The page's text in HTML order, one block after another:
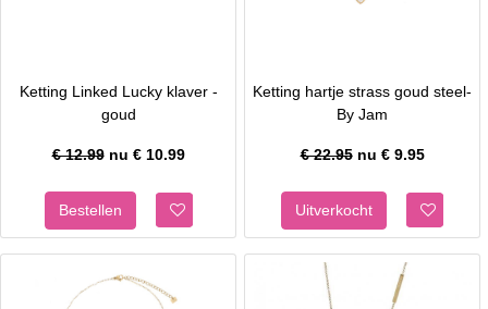
Ketting Linked Lucky klaver -
goud
€ 12.99nu € 10.99
Ketting hartje strass goud steel-
By Jam
€ 22.95nu € 9.95